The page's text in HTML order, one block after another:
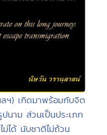
ฯ) เกิดมาพร้อมกับจิต
าม ส่วนเป็นประเภท
ได้ นับชาติไม่ถ้วน